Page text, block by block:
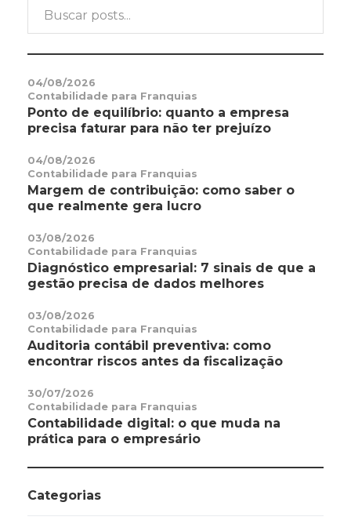
04/08/2026
Contabilidade para Franquias
Ponto de equilíbrio: quanto a empresa
precisa faturar para não ter prejuízo
04/08/2026
Contabilidade para Franquias
Margem de contribuição: como saber o
que realmente gera lucro
03/08/2026
Contabilidade para Franquias
Diagnóstico empresarial: 7 sinais de que a
gestão precisa de dados melhores
03/08/2026
Contabilidade para Franquias
Auditoria contábil preventiva: como
encontrar riscos antes da fiscalização
30/07/2026
Contabilidade para Franquias
Contabilidade digital: o que muda na
prática para o empresário
Categorias